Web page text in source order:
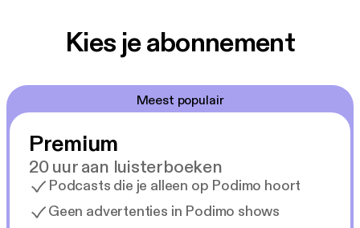
Kies je abonnement
Meest populair
Premium
20 uur aan luisterboeken
Podcasts die je alleen op Podimo hoort
Geen advertenties in Podimo shows